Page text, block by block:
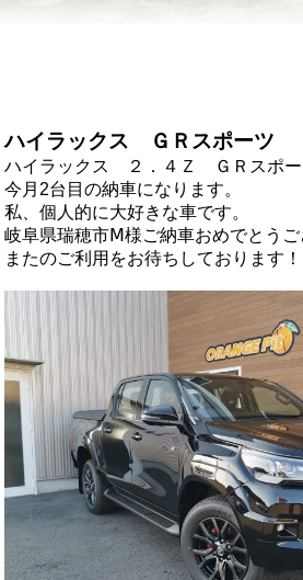
ハイラックス ＧＲスポーツ
ハイラックス ２．４Ｚ ＧＲスポー
今月2台目の納車になります。
私、個人的に大好きな車です。
岐阜県瑞穂市Ⅿ様ご納車おめでとうご
またのご利用をお待ちしております！